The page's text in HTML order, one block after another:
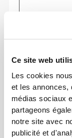
Ce site web
Les cookies
et les annonces,
médias sociaux
partageons
notre site avec
publicité et
Sens ton
coupe